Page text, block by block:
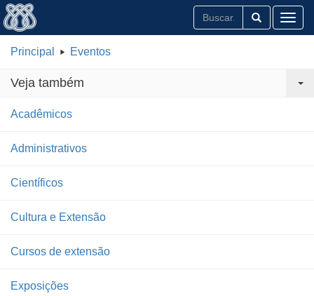
Principal Eventos
Veja também
Acadêmicos
Administrativos
Científicos
Cultura e Extensão
Cursos de extensão
Exposições